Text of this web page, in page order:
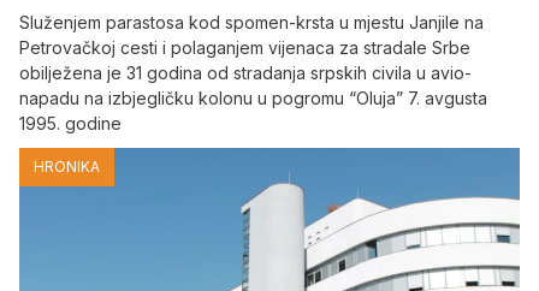
Služenjem parastosa kod spomen-krsta u mjestu Janjile na
Petrovačkoj cesti i polaganjem vijenaca za stradale Srbe
obilježena je 31 godina od stradanja srpskih civila u avio-
napadu na izbjegličku kolonu u pogromu “Oluja” 7. avgusta
1995. godine
HRONIKA